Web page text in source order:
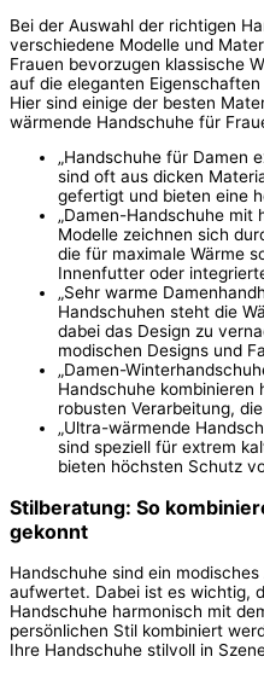
Bei der Auswahl der richtigen
verschiedene Modelle und
Frauen bevorzugen klassische
auf die eleganten
Hier sind einige der besten
wärmende Handschuhe für
„Handschuhe für Damen
sind oft aus dicken
gefertigt und bieten eine
„Damen-Handschuhe mit
Modelle zeichnen sich
die für maximale Wärme
Innenfutter oder
„Sehr warme
Handschuhen steht die
dabei das Design zu
modischen Designs und
„Damen-
Handschuhe kombinieren
robusten Verarbeitung,
„Ultra-wärmende
sind speziell für extrem
bieten höchsten Schutz
Stilberatung: So
gekonnt
Handschuhe sind ein
aufwertet. Dabei ist es wichtig,
Handschuhe harmonisch mit
persönlichen Stil kombiniert
Ihre Handschuhe stilvoll in